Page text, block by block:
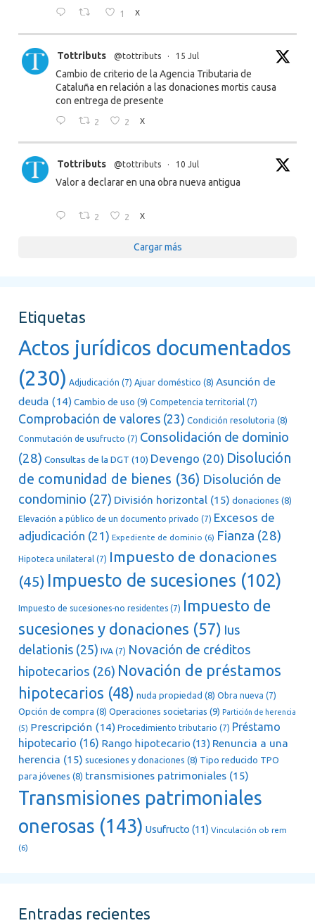
1 X
Tottributs @tottributs · 15 Jul
Cambio de criterio de la Agencia Tributaria de
Cataluña en relación a las donaciones mortis causa
con entrega de presente
2 2 X
Tottributs @tottributs · 10 Jul
Valor a declarar en una obra nueva antigua
2 2 X
Cargar más
Etiquetas
Actos jurídicos documentados
(230) Adjudicación (7) Ajuar doméstico (8) Asunción de
deuda (14) Cambio de uso (9) Competencia territorial (7)
Comprobación de valores (23) Condición resolutoria (8)
Conmutación de usufructo (7) Consolidación de dominio
(28) Consultas de la DGT (10) Devengo (20) Disolución
de comunidad de bienes (36) Disolución de
condominio (27) División horizontal (15) donaciones (8)
Elevación a público de un documento privado (7) Excesos de
adjudicación (21) Expediente de dominio (6) Fianza (28)
Hipoteca unilateral (7) Impuesto de donaciones
(45) Impuesto de sucesiones (102)
Impuesto de sucesiones-no residentes (7) Impuesto de
sucesiones y donaciones (57) Ius
delationis (25) IVA (7) Novación de créditos
hipotecarios (26) Novación de préstamos
hipotecarios (48) nuda propiedad (8) Obra nueva (7)
Opción de compra (8) Operaciones societarias (9) Partición de herencia
(5) Prescripción (14) Procedimiento tributario (7) Préstamo
hipotecario (16) Rango hipotecario (13) Renuncia a una
herencia (15) sucesiones y donaciones (8) Tipo reducido TPO
para jóvenes (8) transmisiones patrimoniales (15)
Transmisiones patrimoniales
onerosas (143) Usufructo (11) Vinculación ob rem
(6)
Entradas recientes